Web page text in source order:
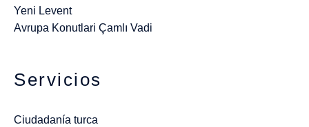
Yeni Levent
Avrupa Konutlari Çamlı Vadi
Servicios
Ciudadanía turca